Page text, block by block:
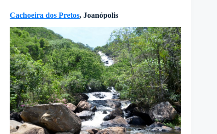
Cachoeira dos Pretos, Joanópolis